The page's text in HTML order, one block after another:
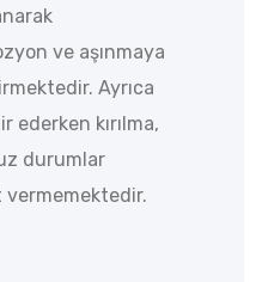
ve aşınmaya
Ayrıca
ederken kırılma,
durumlar
vermemektedir.